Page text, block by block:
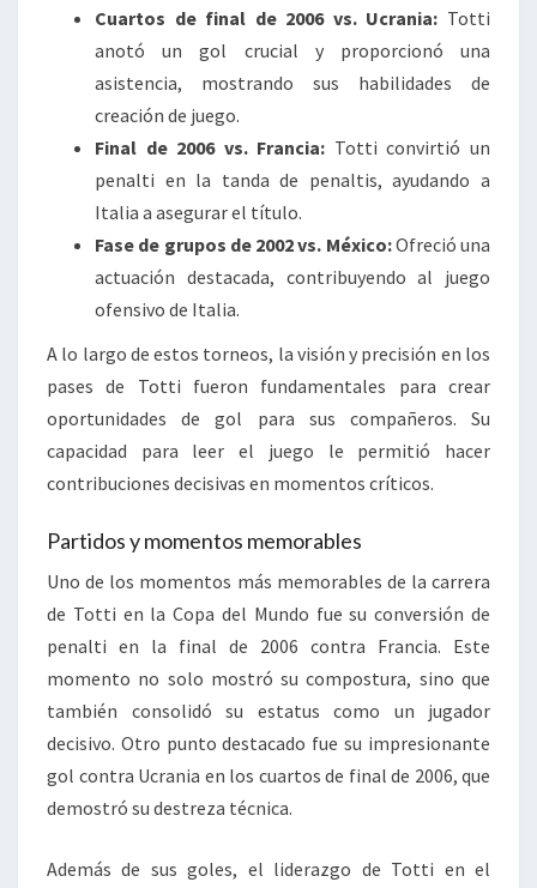
Cuartos de final de 2006 vs. Ucrania: Totti
anotó un gol crucial y proporcionó una
asistencia, mostrando sus habilidades de
creación de juego.
Final de 2006 vs. Francia: Totti convirtió un
penalti en la tanda de penaltis, ayudando a
Italia a asegurar el título.
Fase de grupos de 2002 vs. México:Ofreció una
actuación destacada, contribuyendo al juego
ofensivo de Italia.
A lo largo de estos torneos, la visión y precisión en los
pases de Totti fueron fundamentales para crear
oportunidades de gol para sus compañeros. Su
capacidad para leer el juego le permitió hacer
contribuciones decisivas en momentos críticos.
Partidos y momentos memorables
Uno de los momentos más memorables de la carrera
de Totti en la Copa del Mundo fue su conversión de
penalti en la final de 2006 contra Francia. Este
momento no solo mostró su compostura, sino que
también consolidó su estatus como un jugador
decisivo. Otro punto destacado fue su impresionante
gol contra Ucrania en los cuartos de final de 2006, que
demostró su destreza técnica.
Además de sus goles, el liderazgo de Totti en el